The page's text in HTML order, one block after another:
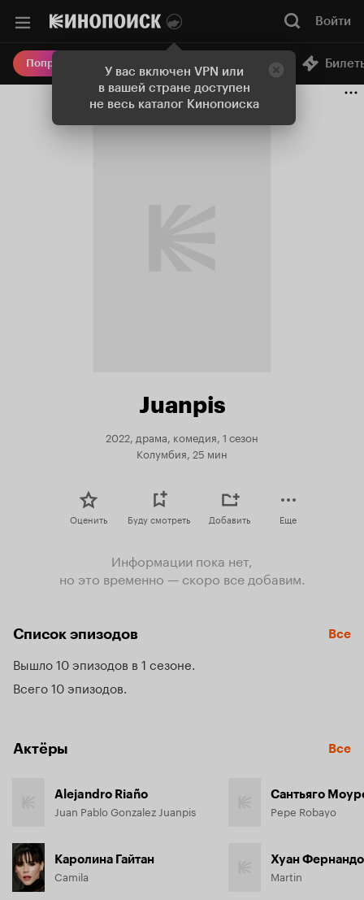
У вас включен VPN или
в вашей стране доступен
не весь каталог Кинопоиска
Войти
Попробовать Плюс Онлайн-кинотеатр
Juanpis
2022, драма, комедия, 1 сезон
Колумбия, 25 мин
Оценить Буду смотреть Добавить Еще
Информации пока нет,
но это временно — скоро все добавим.
Список эпизодов Все
Вышло 10 эпизодов в 1 сезоне
Всего 10 эпизодов
Актёры Все
Alejandro Riaño
Juan Pablo Gonzalez Juanpis
Каролина Гайтан
Camila
Сантьяго
Pepe Robayo
Хуан
Martin